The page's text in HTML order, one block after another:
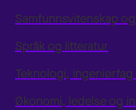
Samfunnsvitenskap
Språk og litteratur
Teknologi,
Økonomi, ledelse og